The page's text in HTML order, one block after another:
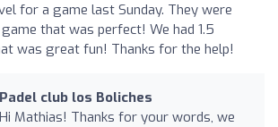
for a game last Sunday. They were
that was perfect! We had 1.5
was great fun! Thanks for the help!
Padel club los Boliches
Hi Mathias! Thanks for your words, we